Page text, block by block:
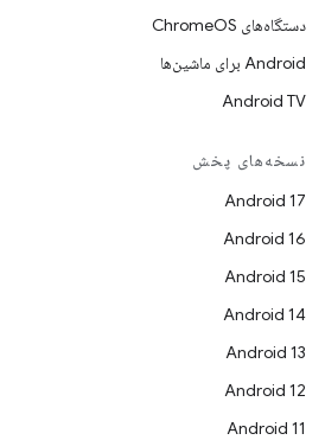
دستگاه‌های ChromeOS
Android برای ماشین‌ها
Android TV
نسخه‌های پخش
Android 17
Android 16
Android 15
Android 14
Android 13
Android 12
Android 11